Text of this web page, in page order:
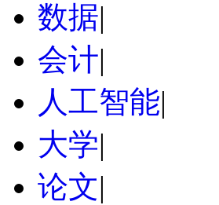
数据|
会计|
人工智能|
大学|
论文|